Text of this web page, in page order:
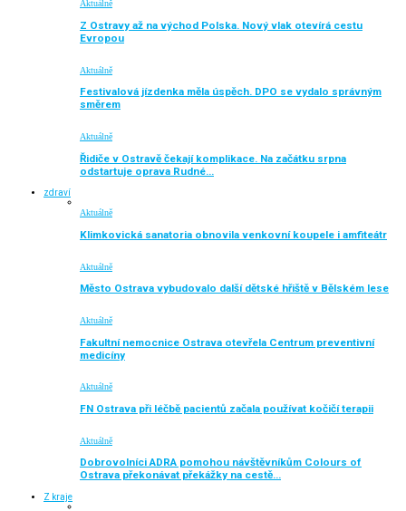
Aktuálně
Z Ostravy až na východ Polska. Nový vlak otevírá cestu
Evropou
Aktuálně
Festivalová jízdenka měla úspěch. DPO se vydalo správným
směrem
Aktuálně
Řidiče v Ostravě čekají komplikace. Na začátku srpna
odstartuje oprava Rudné…
zdraví
Aktuálně
Klimkovická sanatoria obnovila venkovní koupele i amfiteátr
Aktuálně
Město Ostrava vybudovalo další dětské hřiště v Bělském lese
Aktuálně
Fakultní nemocnice Ostrava otevřela Centrum preventivní
medicíny
Aktuálně
FN Ostrava při léčbě pacientů začala používat kočičí terapii
Aktuálně
Dobrovolníci ADRA pomohou návštěvníkům Colours of
Ostrava překonávat překážky na cestě…
Z kraje